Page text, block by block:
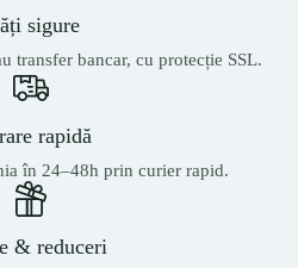
sigure
transfer bancar, cu protecție SSL.
rapidă
în 24–48h prin curier rapid.
& reduceri